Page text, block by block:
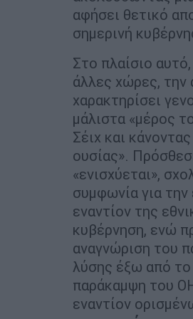
αφήσει θετικό
σημερινή
Στο πλαίσιο αυτό,
άλλες χώρες, την
χαρακτηρίσει
μάλιστα «μέρος
Σέιχ και
ουσίας».
«ενισχύεται»,
συμφωνία για την
εναντίον της
κυβέρνηση, ενώ
αναγνώριση του
λύσης έξω από το
παράκαμψη του
εναντίον